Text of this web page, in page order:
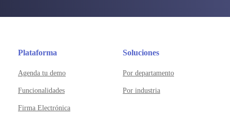
Plataforma
Agenda tu demo
Funcionalidades
Firma Electrónica
Soluciones
Por departamento
Por industria